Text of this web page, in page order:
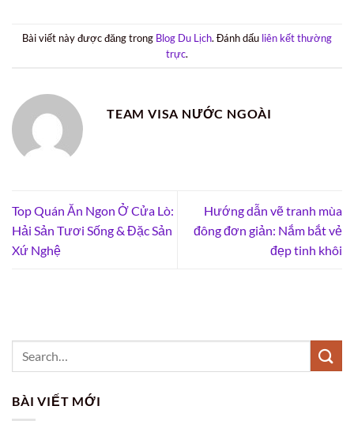
Bài viết này được đăng trong Blog Du Lịch. Đánh dấu liên kết thường
trực.
TEAM VISA NƯỚC NGOÀI
Top Quán Ăn Ngon Ở Cửa Lò:
Hải Sản Tươi Sống & Đặc Sản
Xứ Nghệ
Hướng dẫn vẽ tranh mùa
đông đơn giản: Nắm bắt vẻ
đẹp tinh khôi
BÀI VIẾT MỚI